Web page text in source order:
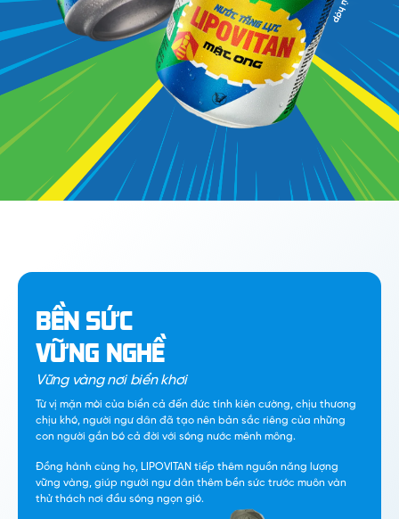
BỀN SỨC
VỮNG NGHỀ
Vững vàng nơi biển khơi
Từ vị mặn mòi của biển cả đến đức tính kiên cường, chịu thương
chịu khó, người ngư dân đã tạo nên bản sắc riêng của những
con người gắn bó cả đời với sóng nước mênh mông.
Đồng hành cùng họ, LIPOVITAN tiếp thêm nguồn năng lượng
vững vàng, giúp người ngư dân thêm bền sức trước muôn vàn
thử thách nơi đầu sóng ngọn gió.